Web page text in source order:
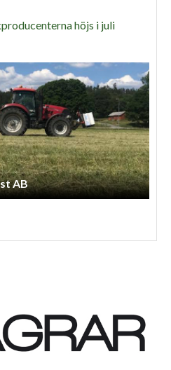
höjs i juli